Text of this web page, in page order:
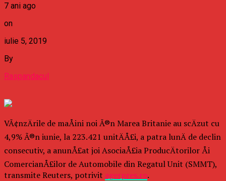
7 ani ago
on
iulie 5, 2019
By
Raspandacul
VÃ¢nzÄrile de maÅini noi Ã®n Marea Britanie au scÄzut cu
4,9% Ã®n iunie, la 223.421 unitÄÅ£i, a patra lunÄ de declin
consecutiv, a anunÅ£at joi AsociaÅ£ia ProducÄtorilor Åi
ComercianÅ£ilor de Automobile din Regatul Unit (SMMT),
transmite Reuters, potrivit agerpres.ro.